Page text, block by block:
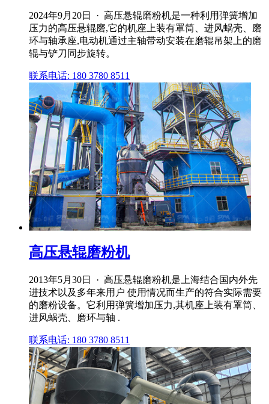
2024年9月20日 · 高压悬辊磨粉机是一种利用弹簧增加
压力的高压悬辊磨,它的机座上装有罩筒、进风蜗壳、磨
环与轴承座,电动机通过主轴带动安装在磨辊吊架上的磨
辊与铲刀同步旋转。
联系电话: 180 3780 8511
高压悬辊磨粉机
2013年5月30日 · 高压悬辊磨粉机是上海结合国内外先
进技术以及多年来用户 使用情况而生产的符合实际需要
的磨粉设备。它利用弹簧增加压力,其机座上装有罩筒、
进风蜗壳、磨环与轴 .
联系电话: 180 3780 8511